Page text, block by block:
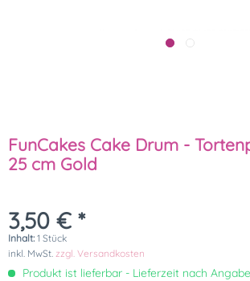
FunCakes Cake Drum -
25 cm Gold
3,50 € *
Inhalt: 1 Stück
inkl. MwSt. zzgl. Versandkosten
Produkt ist lieferbar - Lieferzeit nach